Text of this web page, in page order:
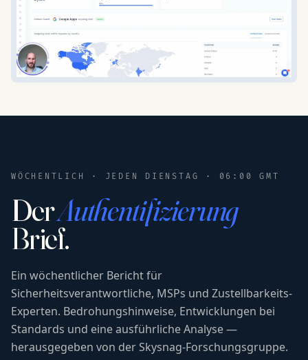
WÖCHENTLICH · JEDEN DIENSTAG · 06:00 GMT
DerAuthentifizierung
Brief.
Ein wöchentlicher Bericht für
Sicherheitsverantwortliche, MSPs und Zustellbarkeits-
Experten. Bedrohungshinweise, Entwicklungen bei
Standards und eine ausführliche Analyse —
herausgegeben von der Skysnag-Forschungsgruppe.